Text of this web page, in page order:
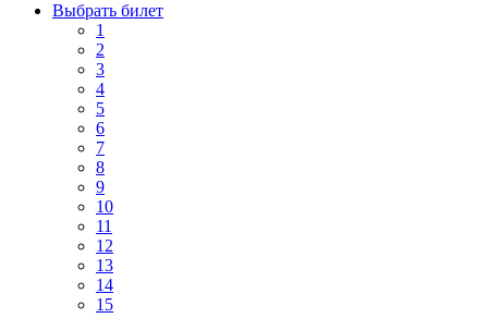
Выбрать билет
1
2
3
4
5
6
7
8
9
10
11
12
13
14
15